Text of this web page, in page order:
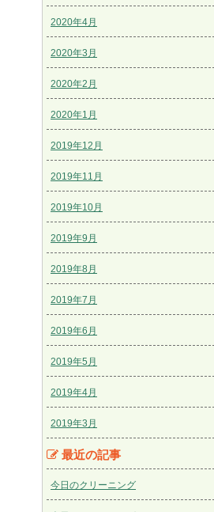
2020年4月
2020年3月
2020年2月
2020年1月
2019年12月
2019年11月
2019年10月
2019年9月
2019年8月
2019年7月
2019年6月
2019年5月
2019年4月
2019年3月
最近の記事
今日のクリーニング